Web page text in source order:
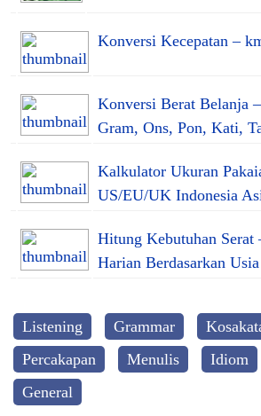
Konversi Kecepatan –
Konversi Berat Belanja
Gram, Ons, Pon, Kati,
Kalkulator Ukuran
US/EU/UK Indonesia
Hitung Kebutuhan Serat
Harian Berdasarkan Usia
Listening Grammar
Percakapan
Menulis Idiom
General